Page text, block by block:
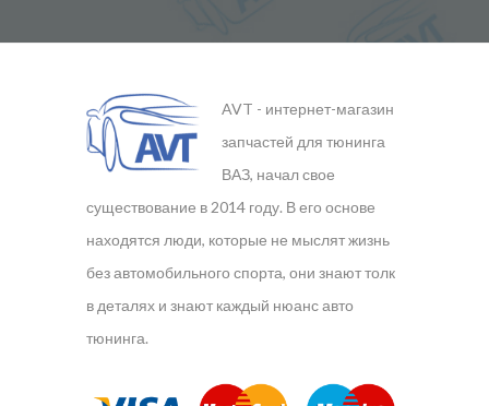
AVT - интернет-магазин
запчастей для тюнинга
ВАЗ, начал свое
существование в 2014 году. В его основе
находятся люди, которые не мыслят жизнь
без автомобильного спорта, они знают толк
в деталях и знают каждый нюанс авто
тюнинга.